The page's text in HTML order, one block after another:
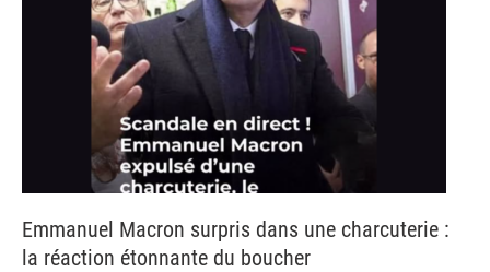
Emmanuel Macron surpris dans une charcuterie :
la réaction étonnante du boucher